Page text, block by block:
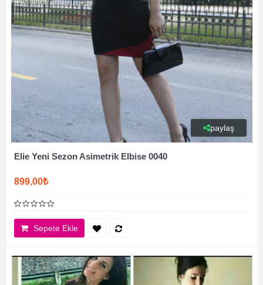
paylaş
Elie Yeni Sezon Asimetrik Elbise 0040
899,00₺
Sepete Ekle